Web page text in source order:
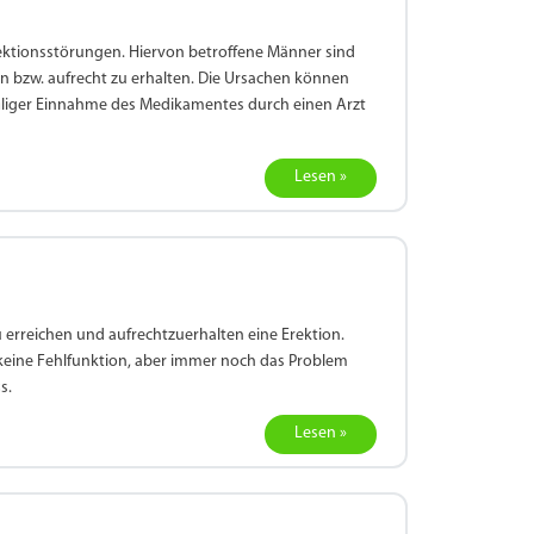
Hiervon betroffene Männer sind
bzw. aufrecht zu erhalten. Die Ursachen können
Einnahme des Medikamentes durch einen Arzt
Lesen »
und aufrechtzuerhalten eine Erektion.
Fehlfunktion, aber immer noch das Problem
Lesen »